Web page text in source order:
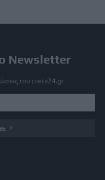
Newsletter
του creta24.gr